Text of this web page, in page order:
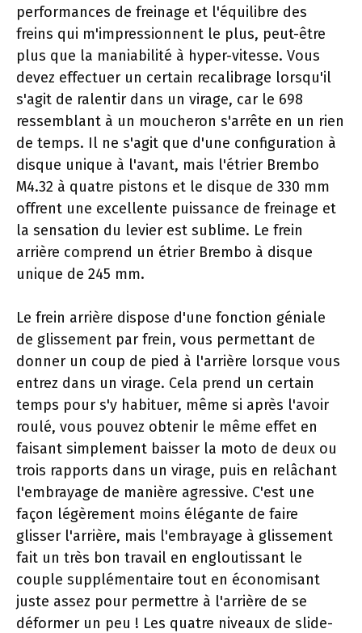
performances de freinage et l'équilibre des
freins qui m'impressionnent le plus, peut-être
plus que la maniabilité à hyper-vitesse. Vous
devez effectuer un certain recalibrage lorsqu'il
s'agit de ralentir dans un virage, car le 698
ressemblant à un moucheron s'arrête en un rien
de temps. Il ne s'agit que d'une configuration à
disque unique à l'avant, mais l'étrier Brembo
M4.32 à quatre pistons et le disque de 330 mm
offrent une excellente puissance de freinage et
la sensation du levier est sublime. Le frein
arrière comprend un étrier Brembo à disque
unique de 245 mm.
Le frein arrière dispose d'une fonction géniale
de glissement par frein, vous permettant de
donner un coup de pied à l'arrière lorsque vous
entrez dans un virage. Cela prend un certain
temps pour s'y habituer, même si après l'avoir
roulé, vous pouvez obtenir le même effet en
faisant simplement baisser la moto de deux ou
trois rapports dans un virage, puis en relâchant
l'embrayage de manière agressive. C'est une
façon légèrement moins élégante de faire
glisser l'arrière, mais l'embrayage à glissement
fait un très bon travail en engloutissant le
couple supplémentaire tout en économisant
juste assez pour permettre à l'arrière de se
déformer un peu ! Les quatre niveaux de slide-